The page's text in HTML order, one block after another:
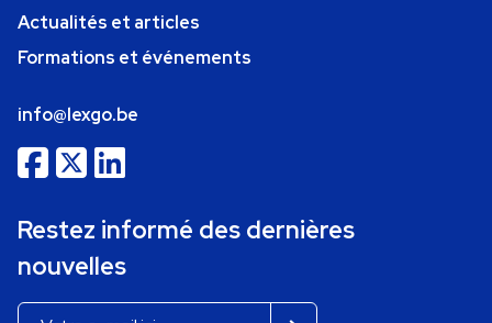
Actualités et articles
Formations et événements
info@lexgo.be
Restez informé des dernières
nouvelles